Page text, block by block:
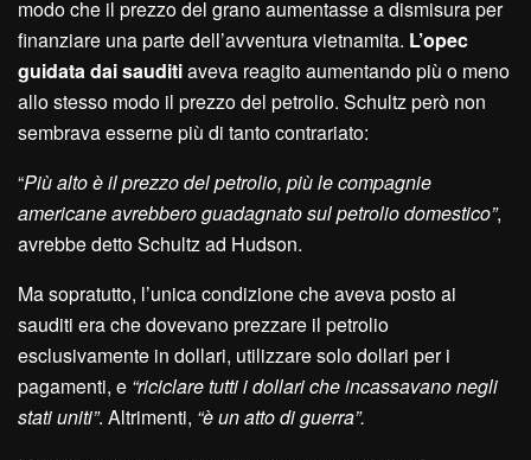
modo che il prezzo del grano aumentasse a dismisura per
finanziare una parte dell’avventura vietnamita. L’opec
guidata dai sauditiaveva reagito aumentando più o meno
allo stesso modo il prezzo del petrolio. Schultz però non
sembrava esserne più di tanto contrariato:
“Più alto è il prezzo del petrolio, più le compagnie
americane avrebbero guadagnato sul petrolio domestico”,
avrebbe detto Schultz ad Hudson.
Ma sopratutto, l’unica condizione che aveva posto ai
sauditi era che dovevano prezzare il petrolio
esclusivamente in dollari, utilizzare solo dollari per i
pagamenti, e “riciclare tutti i dollari che incassavano negli
stati uniti”. Altrimenti, “è un atto di guerra”.